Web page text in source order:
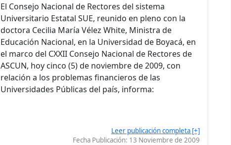
El Consejo Nacional de Rectores del sistema
Universitario Estatal SUE, reunido en pleno con la
doctora Cecilia María Vélez White, Ministra de
Educación Nacional, en la Universidad de Boyacá, en
el marco del CXXII Consejo Nacional de Rectores de
ASCUN, hoy cinco (5) de noviembre de 2009, con
relación a los problemas financieros de las
Universidades Públicas del país, informa:
Leer publicación completa [+]
Fecha Publicación: 13 Noviembre de 2009